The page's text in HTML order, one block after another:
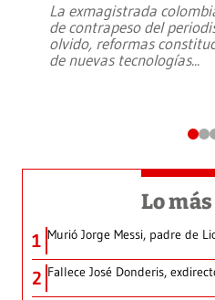
La exmagistrada
de contrapeso del
olvido, reformas
de nuevas tecnologías...
Lo
1 Murió Jorge Messi, padre de
2 Fallece José Donderis,